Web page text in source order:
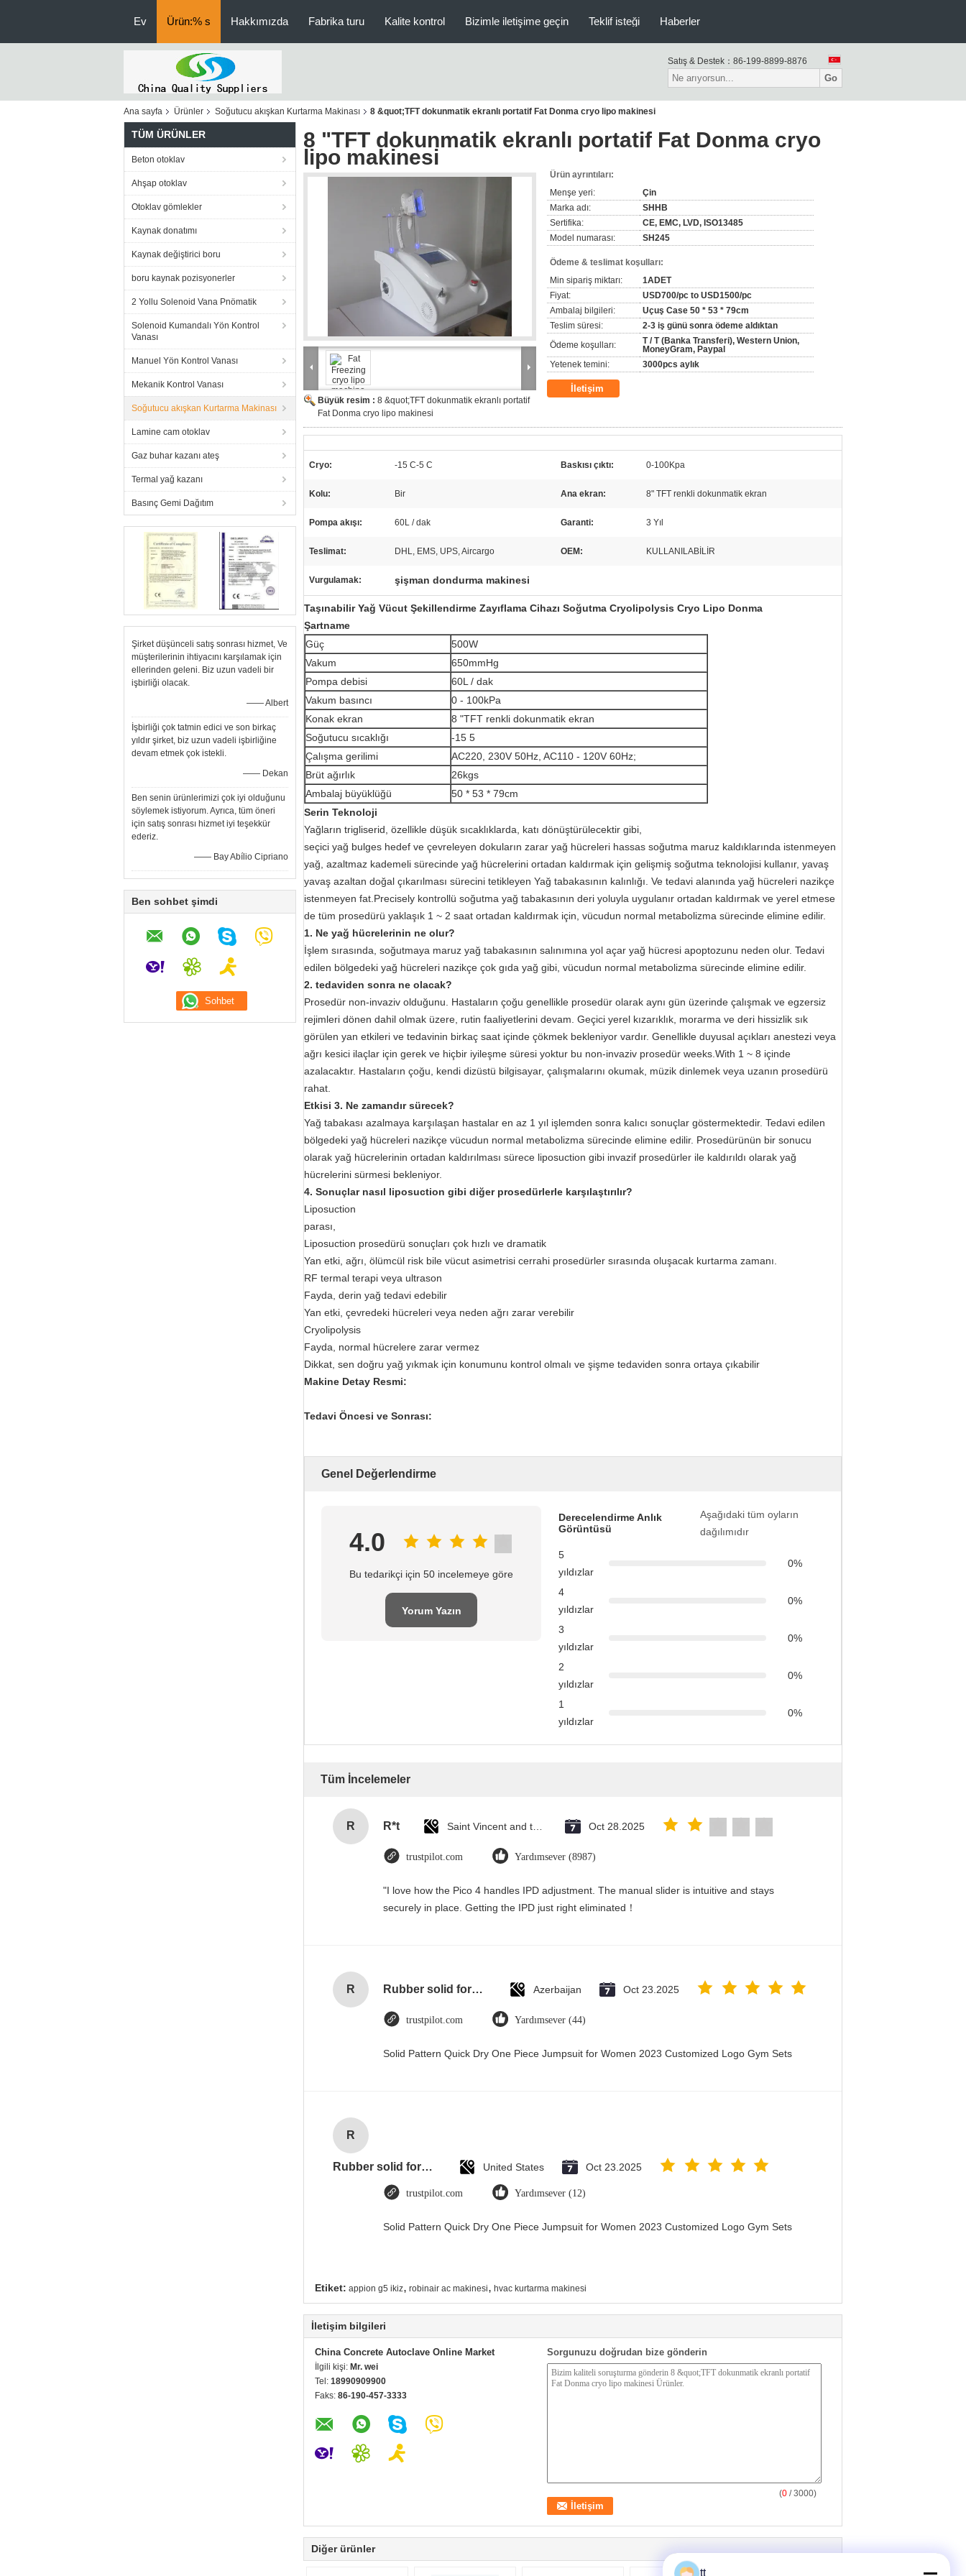
Ev Ürün:% s Hakkımızda Fabrika turu Kalite kontrol Bizimle iletişime geçin Teklif isteği Haberler
Satış & Destek： 86-199-8899-8876
Go
Ana sayfa Ürünler Soğutucu akışkan Kurtarma Makinası 8 &quot;TFT dokunmatik ekranlı portatif Fat Donma cryo lipo makinesi
TÜM ÜRÜNLER
Beton otoklav
Ahşap otoklav
Otoklav gömlekler
Kaynak donatımı
Kaynak değiştirici boru
boru kaynak pozisyonerler
2 Yollu Solenoid Vana Pnömatik
Solenoid Kumandalı Yön Kontrol
Vanası
Manuel Yön Kontrol Vanası
Mekanik Kontrol Vanası
Soğutucu akışkan Kurtarma Makinası
Lamine cam otoklav
Gaz buhar kazanı ateş
Termal yağ kazanı
Basınç Gemi Dağıtım
Şirket düşünceli satış sonrası hizmet, Ve
müşterilerinin ihtiyacını karşılamak için
ellerinden geleni. Biz uzun vadeli bir
işbirliği olacak.
—— Albert
İşbirliği çok tatmin edici ve son birkaç
yıldır şirket, biz uzun vadeli işbirliğine
devam etmek çok istekli.
—— Dekan
Ben senin ürünlerimizi çok iyi olduğunu
söylemek istiyorum. Ayrıca, tüm öneri
için satış sonrası hizmet iyi teşekkür
ederiz.
—— Bay Abílio Cipriano
Ben sohbet şimdi
8 "TFT dokunmatik ekranlı portatif Fat Donma cryo
lipo makinesi
Büyük resim : 8 &quot;TFT dokunmatik ekranlı portatif
Fat Donma cryo lipo makinesi
Ürün ayrıntıları:
Menşe yeri:
Çin
Marka adı:
SHHB
Sertifika:
CE, EMC, LVD, ISO13485
Model numarası:
SH245
Ödeme & teslimat koşulları:
Min sipariş miktarı:
1ADET
Fiyat:
USD700/pc to USD1500/pc
Ambalaj bilgileri:
Uçuş Case 50 * 53 * 79cm
Teslim süresi:
2-3 iş günü sonra ödeme aldıktan
Ödeme koşulları:
T / T (Banka Transferi), Western Union,
MoneyGram, Paypal
Yetenek temini:
3000pcs aylık
İletişim
Cryo: -15 C-5 C Baskısı çıktı: 0-100Kpa
Kolu: Bir Ana ekran: 8" TFT renkli dokunmatik ekran
Pompa akışı: 60L / dak Garanti: 3 Yıl
Teslimat: DHL, EMS, UPS, Aircargo OEM: KULLANILABİLİR
Vurgulamak: şişman dondurma makinesi
Taşınabilir Yağ Vücut Şekillendirme Zayıflama Cihazı Soğutma Cryolipolysis Cryo Lipo Donma
Şartname
Güç
500W
Vakum
650mmHg
Pompa debisi
60L / dak
Vakum basıncı
0 - 100kPa
Konak ekran
8 "TFT renkli dokunmatik ekran
Soğutucu sıcaklığı
-15 5
Çalışma gerilimi
AC220, 230V 50Hz, AC110 - 120V 60Hz;
Brüt ağırlık
26kgs
Ambalaj büyüklüğü
50 * 53 * 79cm
Serin Teknoloji
Yağların trigliserid, özellikle düşük sıcaklıklarda, katı dönüştürülecektir gibi,
seçici yağ bulges hedef ve çevreleyen dokuların zarar yağ hücreleri hassas soğutma maruz kaldıklarında istenmeyen
yağ, azaltmaz kademeli sürecinde yağ hücrelerini ortadan kaldırmak için gelişmiş soğutma teknolojisi kullanır, yavaş
yavaş azaltan doğal çıkarılması sürecini tetikleyen Yağ tabakasının kalınlığı. Ve tedavi alanında yağ hücreleri nazikçe
istenmeyen fat.Precisely kontrollü soğutma yağ tabakasının deri yoluyla uygulanır ortadan kaldırmak ve yerel etmese
de tüm prosedürü yaklaşık 1 ~ 2 saat ortadan kaldırmak için, vücudun normal metabolizma sürecinde elimine edilir.
1. Ne yağ hücrelerinin ne olur?
İşlem sırasında, soğutmaya maruz yağ tabakasının salınımına yol açar yağ hücresi apoptozunu neden olur. Tedavi
edilen bölgedeki yağ hücreleri nazikçe çok gıda yağ gibi, vücudun normal metabolizma sürecinde elimine edilir.
2. tedaviden sonra ne olacak?
Prosedür non-invaziv olduğunu. Hastaların çoğu genellikle prosedür olarak aynı gün üzerinde çalışmak ve egzersiz
rejimleri dönen dahil olmak üzere, rutin faaliyetlerini devam. Geçici yerel kızarıklık, morarma ve deri hissizlik sık
görülen yan etkileri ve tedavinin birkaç saat içinde çökmek bekleniyor vardır. Genellikle duyusal açıkları anestezi veya
ağrı kesici ilaçlar için gerek ve hiçbir iyileşme süresi yoktur bu non-invaziv prosedür weeks.With 1 ~ 8 içinde
azalacaktır. Hastaların çoğu, kendi dizüstü bilgisayar, çalışmalarını okumak, müzik dinlemek veya uzanın prosedürü
rahat.
Etkisi 3. Ne zamandır sürecek?
Yağ tabakası azalmaya karşılaşan hastalar en az 1 yıl işlemden sonra kalıcı sonuçlar göstermektedir. Tedavi edilen
bölgedeki yağ hücreleri nazikçe vücudun normal metabolizma sürecinde elimine edilir. Prosedürünün bir sonucu
olarak yağ hücrelerinin ortadan kaldırılması sürece liposuction gibi invazif prosedürler ile kaldırıldı olarak yağ
hücrelerini sürmesi bekleniyor.
4. Sonuçlar nasıl liposuction gibi diğer prosedürlerle karşılaştırılır?
Liposuction
parası,
Liposuction prosedürü sonuçları çok hızlı ve dramatik
Yan etki, ağrı, ölümcül risk bile vücut asimetrisi cerrahi prosedürler sırasında oluşacak kurtarma zamanı.
RF termal terapi veya ultrason
Fayda, derin yağ tedavi edebilir
Yan etki, çevredeki hücreleri veya neden ağrı zarar verebilir
Cryolipolysis
Fayda, normal hücrelere zarar vermez
Dikkat, sen doğru yağ yıkmak için konumunu kontrol olmalı ve şişme tedaviden sonra ortaya çıkabilir
Makine Detay Resmi:
Tedavi Öncesi ve Sonrası:
Genel Değerlendirme
4.0
Bu tedarikçi için 50 incelemeye göre
Yorum Yazın
Derecelendirme Anlık
Görüntüsü
Aşağıdaki tüm oyların
dağılımıdır
5
yıldızlar
0%
4
yıldızlar
0%
3
yıldızlar
0%
2
yıldızlar
0%
1
yıldızlar
0%
Tüm İncelemeler
R R*t Oct 28.2025
trustpilot.com Yardımsever (8987)
"I love how the Pico 4 handles IPD adjustment. The manual slider is intuitive and stays
securely in place. Getting the IPD just right eliminated！
R Rubber solid forklift tires For material handling forklift Azerbaijan Oct 23.2025
trustpilot.com Yardımsever (44)
Solid Pattern Quick Dry One Piece Jumpsuit for Women 2023 Customized Logo Gym Sets
R
Rubber solid forklift tires For material handling forklift United States Oct 23.2025
trustpilot.com Yardımsever (12)
Solid Pattern Quick Dry One Piece Jumpsuit for Women 2023 Customized Logo Gym Sets
Etiket: appion g5 ikiz, robinair ac makinesi, hvac kurtarma makinesi
İletişim bilgileri
China Concrete Autoclave Online Market
İlgili kişi: Mr. wei
Tel: 18990909900
Faks: 86-190-457-3333
Sorgunuzu doğrudan bize gönderin
(0 / 3000)
Diğer ürünler
tt